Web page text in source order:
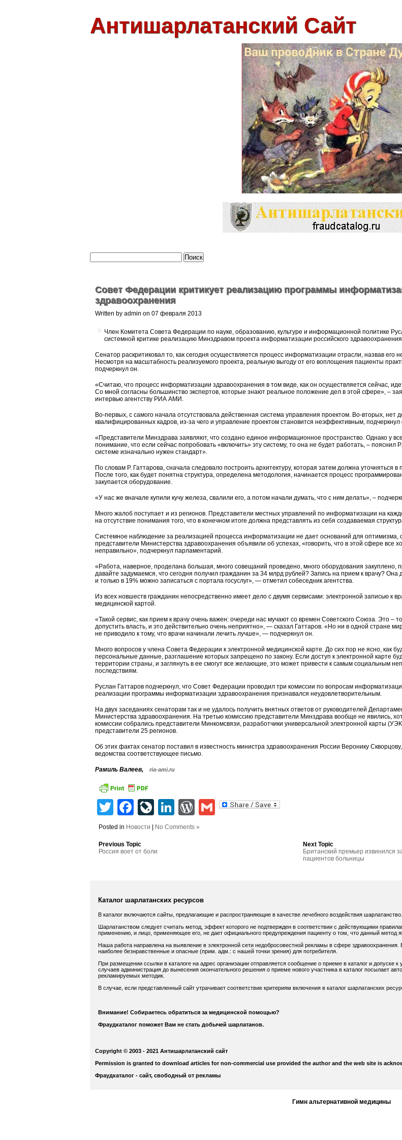
Антишарлатанский Сайт
Совет Федерации критикует реализацию программы
здравоохранения
Written by admin on 07 февраля 2013
Член Комитета Совета Федерации по науке, образованию, культуре и информационной политике
системной критике реализацию Минздравом проекта информатизации российского
Сенатор раскритиковал то, как сегодня осуществляется процесс информатизации отрасли, назвав его
Несмотря на масштабность реализуемого проекта, реальную выгоду от его воплощения пациенты
подчеркнул он.
«Считаю, что процесс информатизации здравоохранения в том виде, как он осуществляется сейчас,
Со мной согласны большинство экспертов, которые знают реальное положение дел в этой сфере», –
интервью агентству РИА АМИ.
Во-первых, с самого начала отсутствовала действенная система управления проектом. Во-вторых, нет
квалифицированных кадров, из-за чего и управление проектом становится неэффективным, подчеркнул
«Представители Минздрава заявляют, что создано единое информационное пространство. Однако у
понимание, что если сейчас попробовать «включить» эту систему, то она не будет работать, – пояснил
системе изначально нужен стандарт».
По словам Р. Гаттарова, сначала следовало построить архитектуру, которая затем должна уточняться
После того, как будет понятна структура, определена методология, начинается процесс
закупается оборудование.
«У нас же вначале купили кучу железа, свалили его, а потом начали думать, что с ним делать», –
Много жалоб поступает и из регионов. Представители местных управлений по информатизации на
на отсутствие понимания того, что в конечном итоге должна представлять из себя создаваемая
Системное наблюдение за реализацией процесса информатизации не дает оснований для оптимизма,
представители Министерства здравоохранения объявили об успехах, «говорить, что в этой сфере все
неправильно», подчеркнул парламентарий.
«Работа, наверное, проделана большая, много совещаний проведено, много оборудования закуплено,
давайте задумаемся, что сегодня получил гражданин за 34 млрд рублей? Запись на прием к врачу? Она
и только в 19% можно записаться с портала госуслуг», — отметил собеседник агентства.
Из всех новшеств гражданин непосредственно имеет дело с двумя сервисами: электронной записью к
медицинской картой.
«Такой сервис, как прием к врачу очень важен: очереди нас мучают со времен Советского Союза. Это –
допустить власть, и это действительно очень неприятно», — сказал Гаттаров. «Но ни в одной стране
не приводило к тому, что врачи начинали лечить лучше», — подчеркнул он.
Много вопросов у члена Совета Федерации к электронной медицинской карте. До сих пор не ясно, как
персональные данные, разглашение которых запрещено по закону. Если доступ к электронной карте
территории страны, и заглянуть в ее смогут все желающие, это может привести к самым социальным
последствиям.
Руслан Гаттаров подчеркнул, что Совет Федерации проводил три комиссии по вопросам
реализации программы информатизации здравоохранения признавался неудовлетворительным.
На двух заседаниях сенаторам так и не удалось получить внятных ответов от руководителей
Министерства здравоохранения. На третью комиссию представители Минздрава вообще не явились,
комиссии собрались представители Минкомсвязи, разработчики универсальной электронной карты
представители 25 регионов.
Об этих фактах сенатор поставил в известность министра здравоохранения России Веронику
ведомства соответствующее письмо.
Рамиль Валеев, ria-ami.ru
TwitterFacebook
LiveJournal
LinkedIn
WordPress
Gmail
Posted in Новости No Comments »
Previous Topic
Россия воет от боли
Next Topic
Британский премьер извинился
пациентов больницы
Каталог шарлатанских ресурсов
В каталог включаются сайты, предлагающие и распространяющие в качестве лечебного воздействия шарлатанство.
Шарлатанством следует считать метод, эффект которого не подтвержден в соответствии с действующими
применению, и лицо, применяющее его, не дает официального предупреждения пациенту о том, что данный метод
Наша работа направлена на выявление в электронной сети недобросовестной рекламы в сфере
наиболее безнравственные и опасные (прим. адм.: с нашей точки зрения) для потребителя.
При размещении ссылки в каталоге на адрес организации отправляется сообщение о приеме в каталог и допуске
случаев администрация до вынесения окончательного решения о приеме нового участника в каталог посылает
рекламируемых методик.
В случае, если представленный сайт утрачивает соответствие критериям включения в каталог шарлатанских
Внимание! Собираетесь обратиться за медицинской помощью?
Фраудкаталог поможет Вам не стать добычей шарлатанов.
Copyright © 2003 - 2021 Антишарлатанский сайт
Permission is granted to download articles for non-commercial use provided the author and the web site is
Фраудкаталог - сайт, свободный от рекламы
Гимн альтернативной медицины